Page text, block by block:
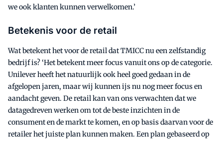
we ook klanten kunnen verwelkomen.’
Betekenis voor de retail
Wat betekent het voor de retail dat TMICC nu een zelfstandig
bedrijf is? ‘Het betekent meer focus vanuit ons op de categorie.
Unilever heeft het natuurlijk ook heel goed gedaan in de
afgelopen jaren, maar wij kunnen ijs nu nog meer focus en
aandacht geven. De retail kan van ons verwachten dat we
datagedreven werken om tot de beste inzichten in de
consument en de markt te komen, en op basis daarvan voor de
retailer het juiste plan kunnen maken. Een plan gebaseerd op